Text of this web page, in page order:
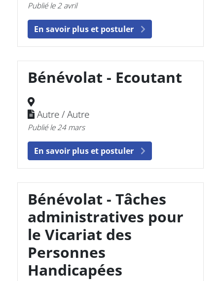
Publié le 2 avril
En savoir plus et postuler
Bénévolat - Ecoutant
Autre / Autre
Publié le 24 mars
En savoir plus et postuler
Bénévolat - Tâches
administratives pour
le Vicariat des
Personnes
Handicapées